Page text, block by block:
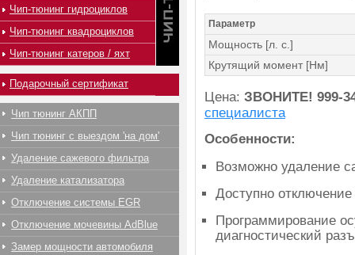
Параметр
Мощность [л. с.]
Крутящий момент [Нм]
Цена: ЗВОНИТЕ! 999-
специалиста
Особенности:
Возможно удаление
Доступно отключение
Программирование
диагностический
Чип-тюнинг гидроциклов
Чип-тюнинг квадроциклов
Чип-тюнинг катеров / яхт
Подарочный сертификат
Чип тюнинг АКПП
Чип тюнинг с выездом 'на дом'
Удаление сажевого фильтра
Удаление катализатора
Отключение системы EGR
Отключение мочевины AdBlue
Замер мощности автомобиля